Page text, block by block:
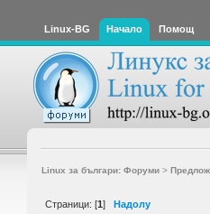
Linux-BG Начало Помощ
Linux за българи: Форуми>
Страници: [1] Надолу